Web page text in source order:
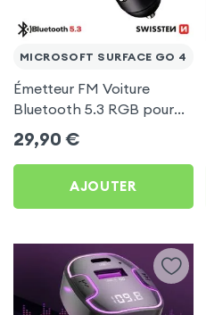
MICROSOFT SURFACE GO 4
Émetteur FM Voiture
Bluetooth 5.3 RGB pour
Microsoft Surface Go 4
29,90 €
AJOUTER